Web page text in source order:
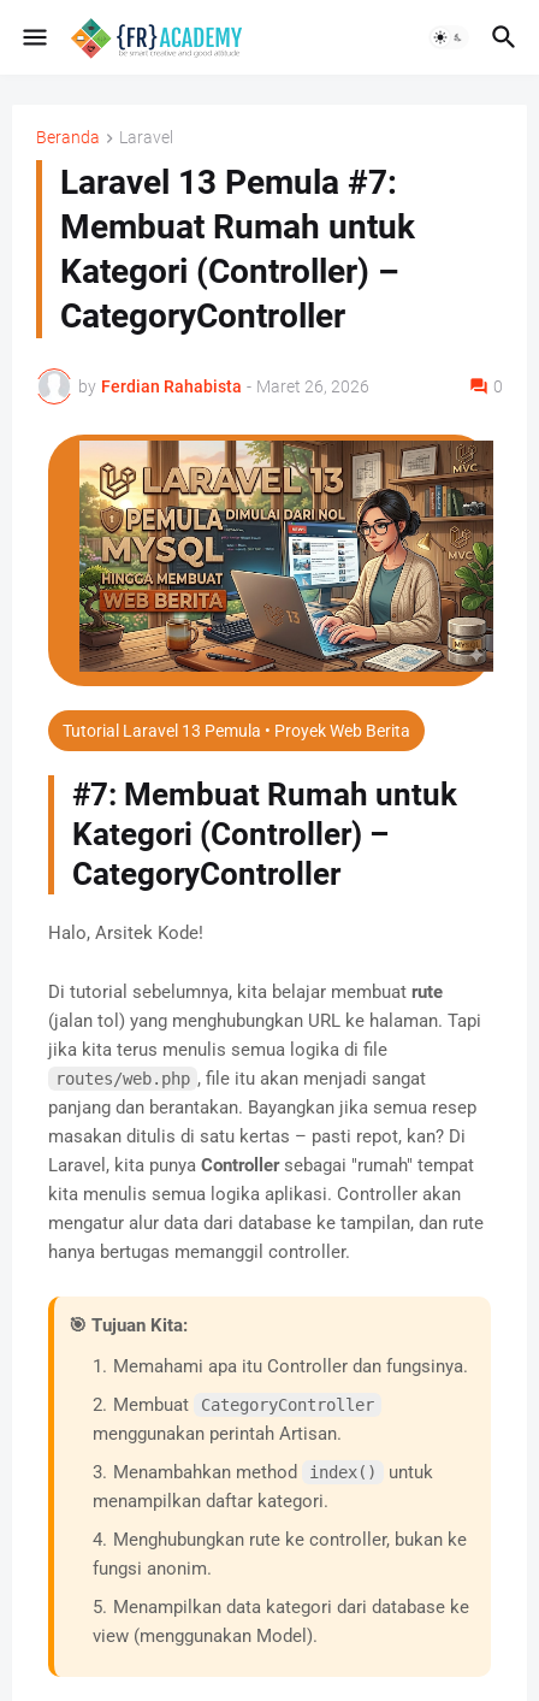
Beranda Laravel
Laravel 13 Pemula #7:
Membuat Rumah untuk
Kategori (Controller) –
CategoryController
by Ferdian Rahabista - Maret 26, 2026 0
Tutorial Laravel 13 Pemula • Proyek Web Berita
#7: Membuat Rumah untuk
Kategori (Controller) –
CategoryController
Halo, Arsitek Kode!
Di tutorial sebelumnya, kita belajar membuat rute
(jalan tol) yang menghubungkan URL ke halaman. Tapi
jika kita terus menulis semua logika di file
routes/web.php , file itu akan menjadi sangat
panjang dan berantakan. Bayangkan jika semua resep
masakan ditulis di satu kertas – pasti repot, kan? Di
Laravel, kita punya Controllersebagai "rumah" tempat
kita menulis semua logika aplikasi. Controller akan
mengatur alur data dari database ke tampilan, dan rute
hanya bertugas memanggil controller.
🎯 Tujuan Kita:
Memahami apa itu Controller dan fungsinya.
Membuat
CategoryController
menggunakan perintah Artisan.
Menambahkan method
index()
untuk
menampilkan daftar kategori.
Menghubungkan rute ke controller, bukan ke
fungsi anonim.
Menampilkan data kategori dari database ke
view (menggunakan Model).